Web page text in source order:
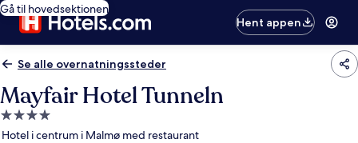
Gå til hovedsektionen
Hent appen
Se alle overnatningssteder
Mayfair Hotel Tunneln
4.0-
stjernet
Hotel i centrum i Malmø med restaurant